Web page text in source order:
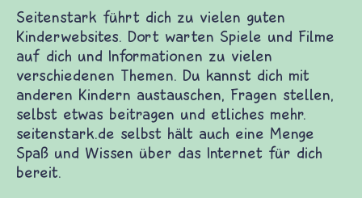
zu vielen guten Kinderwebsites. Dort warten
und Informationen zu vielen verschiedenen
mit anderen Kindern austauschen, Fragen
und etliches mehr. seitenstark.de